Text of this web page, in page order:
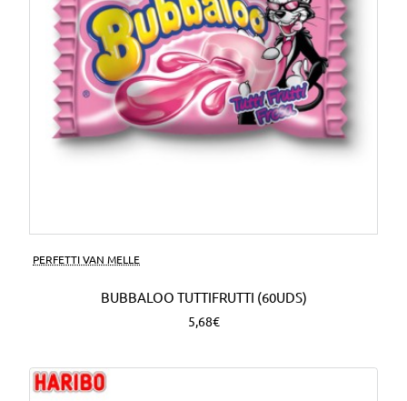
PERFETTI VAN MELLE
BUBBALOO TUTTIFRUTTI (60UDS)
5,68€